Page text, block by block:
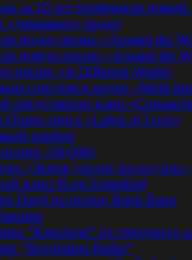
за 10 лет пообещали новый
«домашнее» видео
видео песню «Around the
новую песню «Around the
песню «A Different World»
синглом и видео «Moth
представили клип
сингл «Labor of Love»
альбом
«50,000»
«Земля уходит из-под ног»
клип #Led Zeppelin#
Day# на песню Bang Bang
“Knockout” из грядущего
“Revolution Radio”